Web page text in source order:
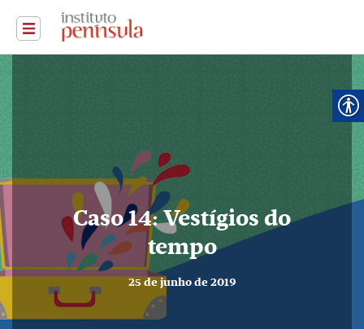
Caso 14: Vestígios do
tempo
25 de junho de 2019